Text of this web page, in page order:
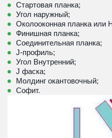
Стартовая планка;
Угол наружный;
Околооконная планка или
Финишная планка;
Соединительная планка;
J-профиль;
Угол Внутренний;
J фаска;
Молдинг окантовочный;
Софит.